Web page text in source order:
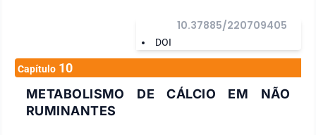
DOI
10.37885/220709405
Capítulo 10
METABOLISMO DE CÁLCIO EM NÃO
RUMINANTES